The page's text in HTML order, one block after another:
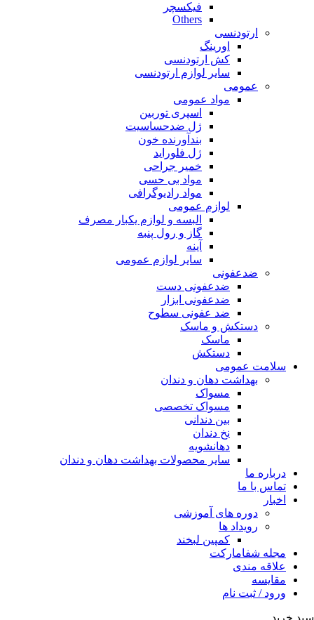
فیکسچر
Others
ارتودنسی
اورینگ
کش ارتودنسی
سایر لوازم ارتودنسی
عمومی
مواد عمومی
اسپری توربین
ژل ضدحساسیت
بندآورنده خون
ژل فلوراید
خمیر جراحی
مواد بی حسی
مواد رادیوگرافی
لوازم عمومی
البسه و لوازم یکبار مصرف
گاز و رول پنبه
آینه
سایر لوازم عمومی
ضدعفونی
ضدعفونی دست
ضدعفونی ابزار
ضد عفونی سطوح
دستکش و ماسک
ماسک
دستکش
سلامت عمومی
بهداشت دهان و دندان
مسواک
مسواک تخصصی
بین دندانی
نخ دندان
دهانشویه
سایر محصولات بهداشت دهان و دندان
درباره ما
تماس با ما
اخبار
دوره های آموزشی
رویداد ها
کمپین لبخند
مجله شفامارکت
علاقه مندی
مقایسه
ورود / ثبت نام
سبد خرید